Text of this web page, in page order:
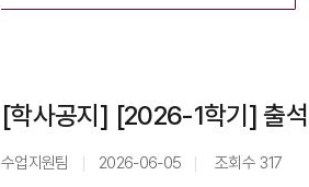
[학사공지] [2026-1학기] 출
수업지원팀 2026-06-05 조회수 317